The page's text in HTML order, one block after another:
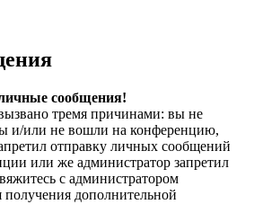
сообщения!
тремя причинами: вы не
и/или не вошли на конференцию,
отправку личных сообщений
или же администратор запретил
с администратором
дополнительной